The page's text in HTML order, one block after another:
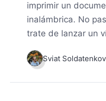
imprimir un
inalámbrica. No
trate de lanzar un
Sviat Soldatenkov